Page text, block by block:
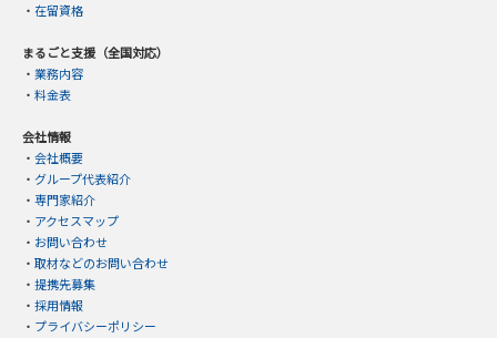
・ 在留資格
まるごと支援（全国対応）
・ 業務内容
・ 料金表
会社情報
・ 会社概要
・ グループ代表紹介
・ 専門家紹介
・ アクセスマップ
・ お問い合わせ
・ 取材などのお問い合わせ
・ 提携先募集
・ 採用情報
・ プライバシーポリシー